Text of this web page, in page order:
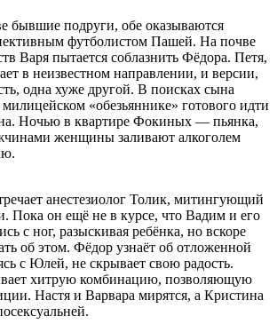
бывшие подруги, обе оказываются
футболистом Пашей. На почве
Варя пытается соблазнить Фёдора. Петя,
в неизвестном направлении, и версии,
одна хуже другой. В поисках сына
«обезьяннике» готового идти
Ночью в квартире Фокиных — пьянка,
женщины заливают алкоголем
анестезиолог Толик, митингующий
Пока он ещё не в курсе, что Вадим и его
с ног, разыскивая ребёнка, но вскоре
об этом. Фёдор узнаёт об отложенной
с Юлей, не скрывает свою радость.
хитрую комбинацию, позволяющую
Настя и Варвара мирятся, а Кристина